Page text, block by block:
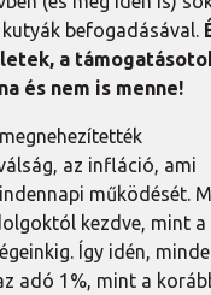
befogadásával.
a
és nem is menne!
az infláció, ami
működését.
kezdve, mint a
Így idén,
adó 1%, mint a